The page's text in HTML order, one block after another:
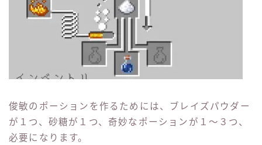
俊敏のポーションを作るためには、ブレイズパウダー
が１つ、砂糖が１つ、奇妙なポーションが１〜３つ、
必要になります。